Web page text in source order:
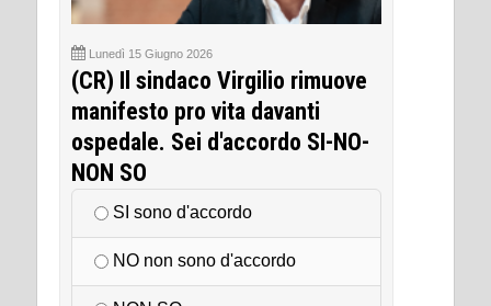
Lunedì 15 Giugno 2026
(CR) Il sindaco Virgilio rimuove
manifesto pro vita davanti
ospedale. Sei d'accordo SI-NO-
NON SO
SI sono d'accordo
NO non sono d'accordo